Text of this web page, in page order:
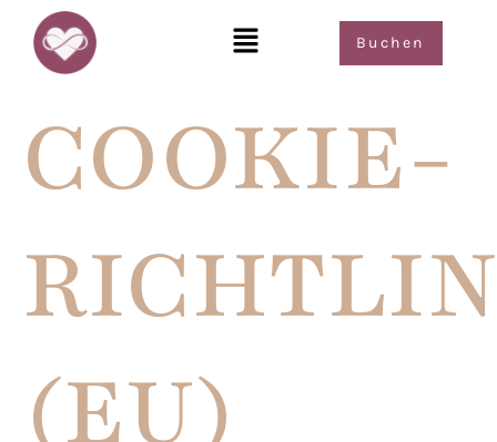
Buchen
COOKIE-
(EU)